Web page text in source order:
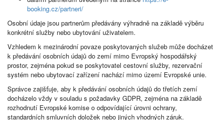
booking.cz/partneri/
Osobní údaje jsou partnerům předávány výhradně na základě výběru
konkrétní služby nebo ubytování uživatelem.
Vzhledem k mezinárodní povaze poskytovaných služeb může docházet
k předávání osobních údajů do zemí mimo Evropský hospodářský
prostor, zejména pokud se poskytovatel cestovní služby, rezervační
systém nebo ubytovací zařízení nachází mimo území Evropské unie.
Správce zajišťuje, aby k předávání osobních údajů do třetích zemí
docházelo vždy v souladu s požadavky GDPR, zejména na základě
rozhodnutí Evropské komise o odpovídající úrovni ochrany,
standardních smluvních doložek nebo jiných vhodných záruk.